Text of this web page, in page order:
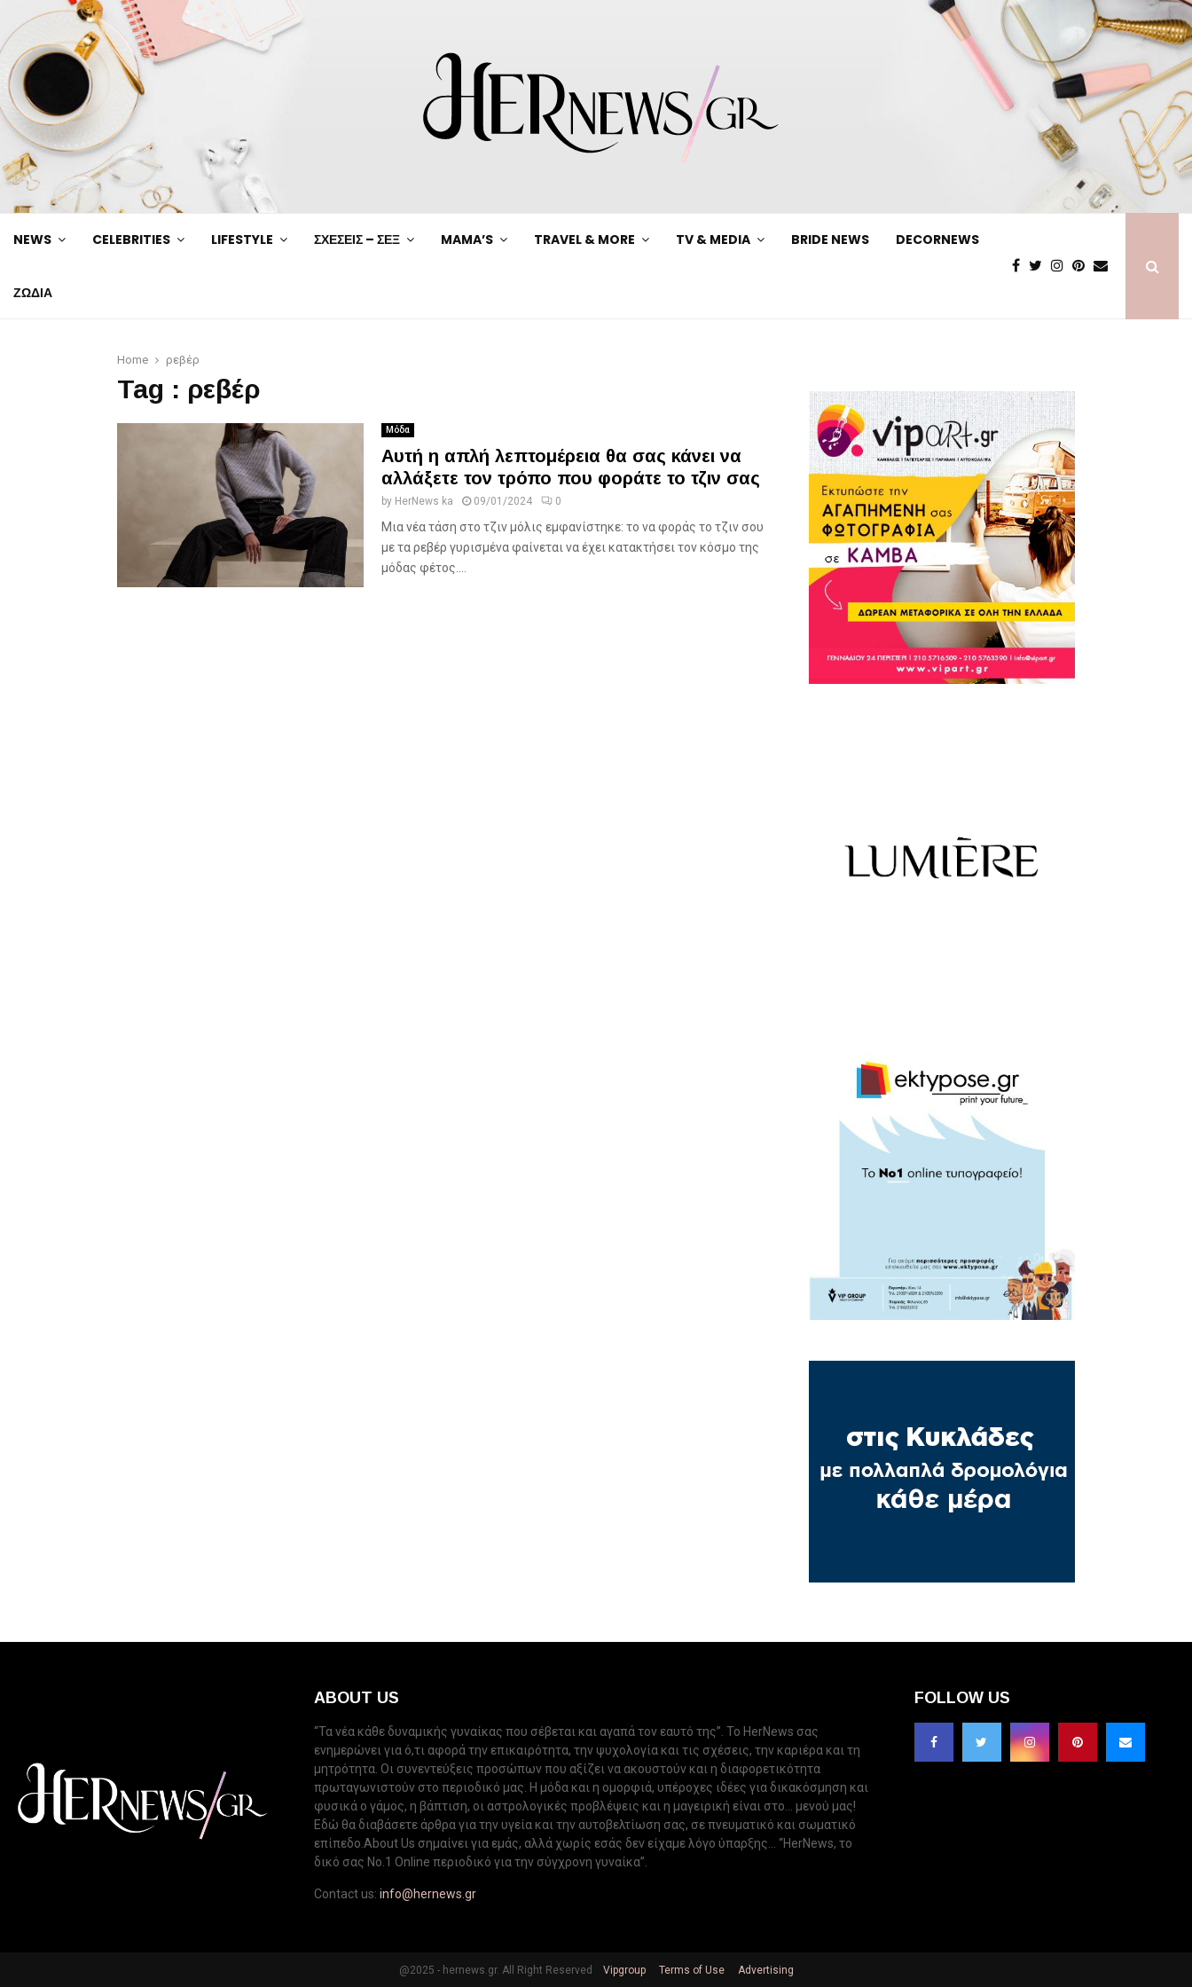
NEWS CELEBRITIES LIFESTYLE ΣΧΕΣΕΙΣ – ΣΕΞ MAMA’S TRAVEL & MORE TV & MEDIA BRIDE NEWS DECORNEWS
ΖΩΔΙΑ
Home ρεβέρ
Tag : ρεβέρ
Μόδα
Αυτή η απλή λεπτομέρεια θα σας κάνει να
αλλάξετε τον τρόπο που φοράτε το τζιν σας
by HerNews ka 09/01/2024 0
Μια νέα τάση στο τζιν μόλις εμφανίστηκε: το να φοράς το τζιν σου
με τα ρεβέρ γυρισμένα φαίνεται να έχει κατακτήσει τον κόσμο της
μόδας φέτος....
ABOUT US
“Τα νέα κάθε δυναμικής γυναίκας που σέβεται και αγαπά τον εαυτό της”. Το HerNews σας
ενημερώνει για ό,τι αφορά την επικαιρότητα, την ψυχολογία και τις σχέσεις, την καριέρα και τη
μητρότητα. Οι συνεντεύξεις προσώπων που αξίζει να ακουστούν και η διαφορετικότητα
πρωταγωνιστούν στο περιοδικό μας. Η μόδα και η ομορφιά, υπέροχες ιδέες για δικακόσμηση και
φυσικά ο γάμος, η βάπτιση, οι αστρολογικές προβλέψεις και η μαγειρική είναι στο... μενού μας!
Εδώ θα διαβάσετε άρθρα για την υγεία και την αυτοβελτίωση σας, σε πνευματικό και σωματικό
επίπεδο.About Us σημαίνει για εμάς, αλλά χωρίς εσάς δεν είχαμε λόγο ύπαρξης... “HerNews, το
δικό σας Νo.1 Online περιοδικό για την σύγχρονη γυναίκα”.
Contact us: info@hernews.gr
FOLLOW US
@2025 - hernews.gr. All Right Reserved Vipgroup Terms of Use Advertising